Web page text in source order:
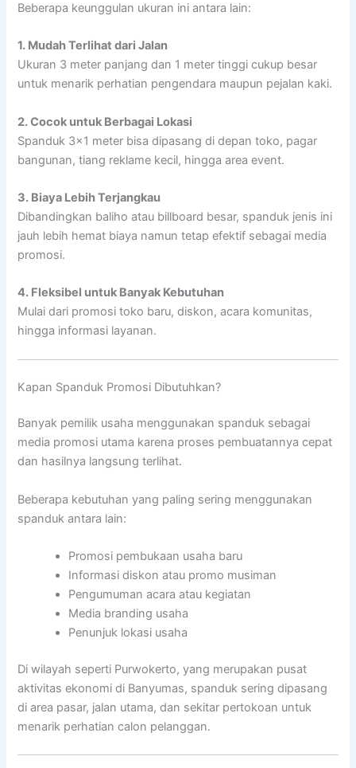
Beberapa keunggulan ukuran ini antara lain:
1. Mudah Terlihat dari Jalan
Ukuran 3 meter panjang dan 1 meter tinggi cukup besar
untuk menarik perhatian pengendara maupun pejalan kaki.
2. Cocok untuk Berbagai Lokasi
Spanduk 3×1 meter bisa dipasang di depan toko, pagar
bangunan, tiang reklame kecil, hingga area event.
3. Biaya Lebih Terjangkau
Dibandingkan baliho atau billboard besar, spanduk jenis ini
jauh lebih hemat biaya namun tetap efektif sebagai media
promosi.
4. Fleksibel untuk Banyak Kebutuhan
Mulai dari promosi toko baru, diskon, acara komunitas,
hingga informasi layanan.
Kapan Spanduk Promosi Dibutuhkan?
Banyak pemilik usaha menggunakan spanduk sebagai
media promosi utama karena proses pembuatannya cepat
dan hasilnya langsung terlihat.
Beberapa kebutuhan yang paling sering menggunakan
spanduk antara lain:
Promosi pembukaan usaha baru
Informasi diskon atau promo musiman
Pengumuman acara atau kegiatan
Media branding usaha
Penunjuk lokasi usaha
Di wilayah seperti Purwokerto, yang merupakan pusat
aktivitas ekonomi di Banyumas, spanduk sering dipasang
di area pasar, jalan utama, dan sekitar pertokoan untuk
menarik perhatian calon pelanggan.